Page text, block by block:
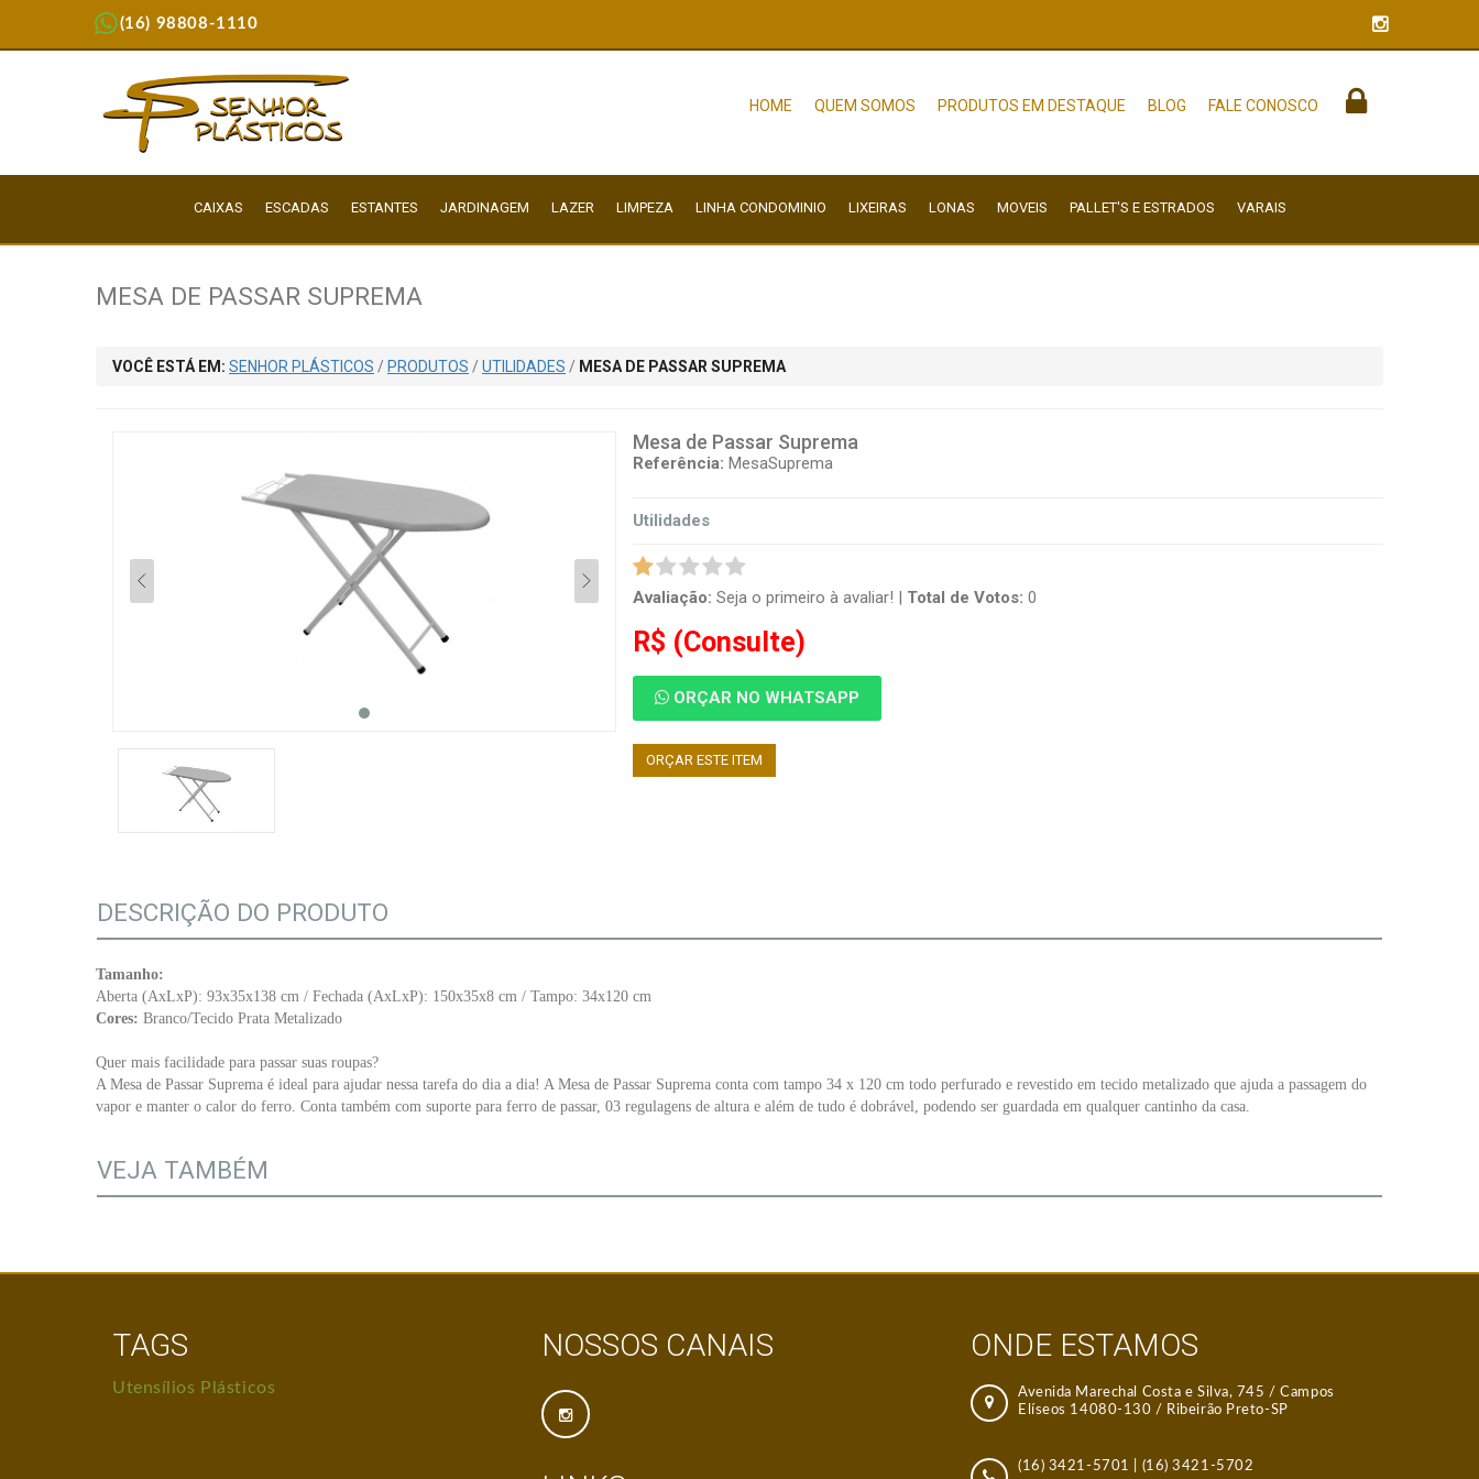
(16) 98808-1110
HOME QUEM SOMOS PRODUTOS EM DESTAQUE BLOG FALE CONOSCO
CAIXAS ESCADAS ESTANTES JARDINAGEM LAZER LIMPEZA LINHA CONDOMINIO LIXEIRAS LONAS MOVEIS PALLET'S E ESTRADOS VARAIS
MESA DE PASSAR SUPREMA
VOCÊ ESTÁ EM: SENHOR PLÁSTICOS / PRODUTOS / UTILIDADES / MESA DE PASSAR SUPREMA
Mesa de Passar Suprema
Referência: MesaSuprema
Utilidades
Avaliação: Seja o primeiro à avaliar! | Total de Votos: 0
R$ (Consulte)
ORÇAR NO WHATSAPP
ORÇAR ESTE ITEM
DESCRIÇÃO DO PRODUTO
Tamanho:
Aberta (AxLxP): 93x35x138 cm / Fechada (AxLxP): 150x35x8 cm / Tampo: 34x120 cm
Cores: Branco/Tecido Prata Metalizado
Quer mais facilidade para passar suas roupas?
A Mesa de Passar Suprema é ideal para ajudar nessa tarefa do dia a dia! A Mesa de Passar Suprema conta com tampo 34 x 120 cm todo perfurado e revestido em tecido metalizado que ajuda a passagem do
vapor e manter o calor do ferro. Conta também com suporte para ferro de passar, 03 regulagens de altura e além de tudo é dobrável, podendo ser guardada em qualquer cantinho da casa.
VEJA TAMBÉM
TAGS
Utensílios Plásticos
NOSSOS CANAIS ONDE ESTAMOS
Avenida Marechal Costa e Silva, 745 / Campos
Elíseos 14080-130 / Ribeirão Preto-SP
(16) 3421-5701 (16) 3421-5702